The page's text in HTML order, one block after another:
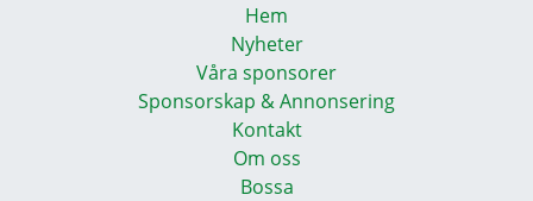
Hem
Nyheter
Våra sponsorer
Sponsorskap & Annonsering
Kontakt
Om oss
Bossa